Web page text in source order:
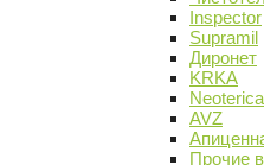
Inspector
Supramil
Диронет
KRKA
Neoterica
AVZ
Прочие